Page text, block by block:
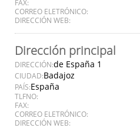
FAX:
CORREO ELETRÓNICO:
DIRECCIÓN WEB:
Dirección principal
DIRECCIÓN:de España 1
CIUDAD:Badajoz
PAÍS:España
TLFNO:
FAX:
CORREO ELETRÓNICO:
DIRECCIÓN WEB: